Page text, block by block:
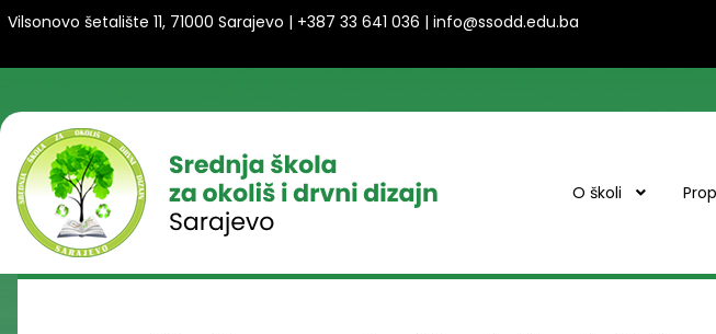
Vilsonovo šetalište 11, 71000 Sarajevo | +387 33 641 036 | info@ssodd.edu.ba
O školi